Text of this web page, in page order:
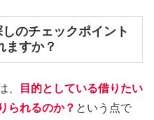
のチェックポイント
すか？
、
目的としている借りたい
られるのか？ という点で